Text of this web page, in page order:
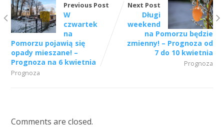
Previous Post
W
czwartek
na
Pomorzu pojawią się
opady mieszane! –
Prognoza na 6 kwietnia
Prognoza
Next Post
Długi
weekend
na Pomorzu będzie
zmienny! – Prognoza od
7 do 10 kwietnia
Prognoza
Comments are closed.